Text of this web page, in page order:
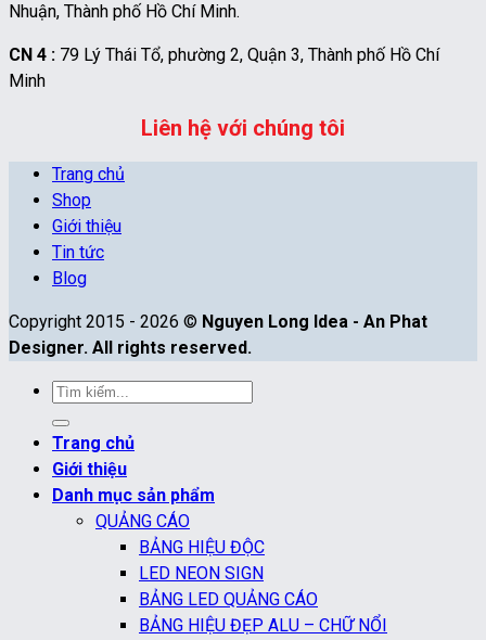
Nhuận, Thành phố Hồ Chí Minh.
CN 4 : 79 Lý Thái Tổ, phường 2, Quận 3, Thành phố Hồ Chí
Minh
Liên hệ với chúng tôi
Trang chủ
Shop
Giới thiệu
Tin tức
Blog
Copyright 2015 - 2026 © Nguyen Long Idea - An Phat
Designer. All rights reserved.
Tìm
kiếm:
Trang chủ
Giới thiệu
Danh mục sản phẩm
QUẢNG CÁO
BẢNG HIỆU ĐỘC
LED NEON SIGN
BẢNG LED QUẢNG CÁO
BẢNG HIỆU ĐẸP ALU – CHỮ NỔI